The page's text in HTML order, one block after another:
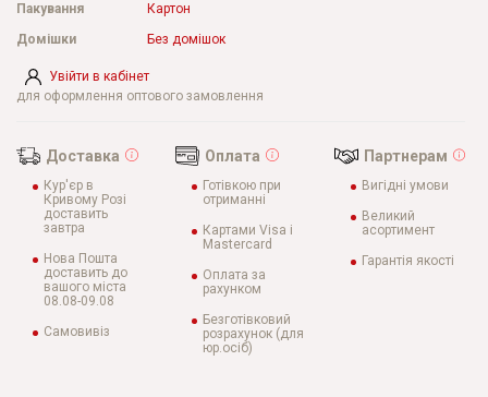
Увійти в кабінет
для оформлення оптового замовлення
Пакування
Картон
Домішки
Без домішок
Доставка
Кур'єр в
Кривому Розі
доставить
завтра
Нова Пошта
доставить до
вашого міста
08.08-09.08
Самовивіз
Оплата
Готівкою при
отриманні
Картами Visa і
Mastercard
Оплата за
рахунком
Безготівковий
розрахунок (для
юр.осіб)
Партнерам
Вигідні умови
Великий
асортимент
Гарантія якості